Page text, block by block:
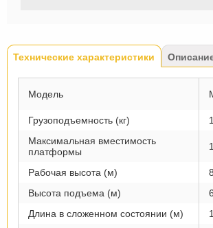
Tabs
Технические характеристики (активная
вкладка)
Модель
Грузоподъемность (кг)
Максимальная вместимость
платформы
1
Рабочая высота (м) 8
Высота подъема (м)
6
Длина в сложенном состоянии (м)